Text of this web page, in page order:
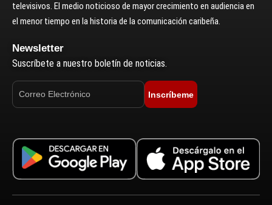
televisivos. El medio noticioso de mayor crecimiento en audiencia en
el menor tiempo en la historia de la comunicación caribeña.
Newsletter
Suscríbete a nuestro boletín de noticias.
Inscríbeme